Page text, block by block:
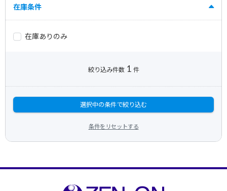
在庫条件
在庫ありのみ
絞り込み件数 1 件
選択中の条件で絞り込む
条件をリセットする